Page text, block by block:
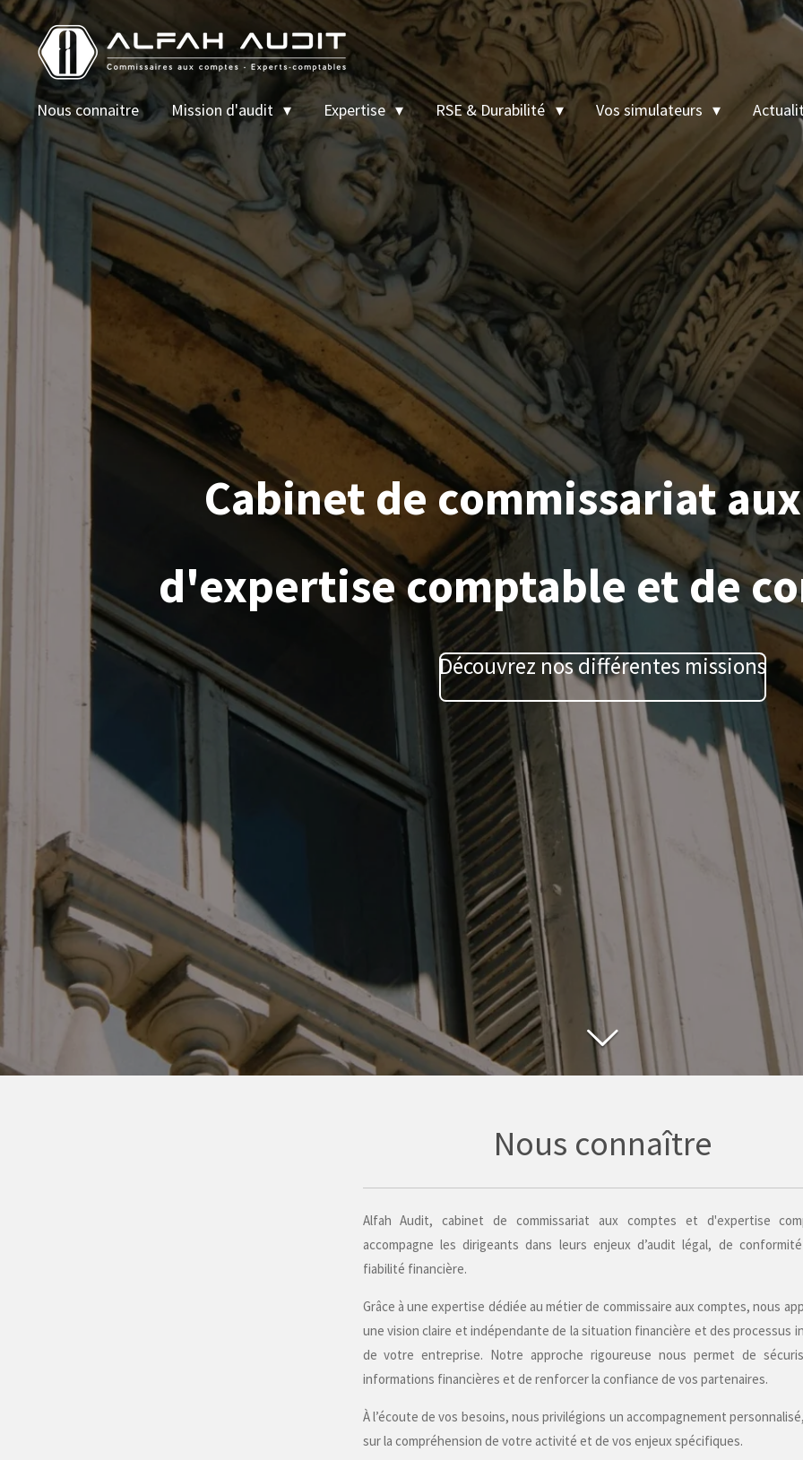
Passer
contenu
principal
Nous connaitre Mission d'audit Expertise RSE & Durabilité Vos simulateurs
Cabinet de commissariat
d'expertise comptable et de
Découvrez nos différentes missions
Nous connaître
Alfah Audit, cabinet de commissariat aux comptes et d'expertise
accompagne les dirigeants dans leurs enjeux d’audit légal, de
fiabilité financière.
Grâce à une expertise dédiée au métier de commissaire aux comptes, nous
une vision claire et indépendante de la situation financière et des processus
de votre entreprise. Notre approche rigoureuse nous permet de
informations financières et de renforcer la confiance de vos partenaires.
À l’écoute de vos besoins, nous privilégions un accompagnement
sur la compréhension de votre activité et de vos enjeux spécifiques.